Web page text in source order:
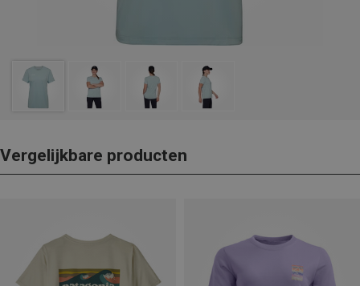
Vergelijkbare producten